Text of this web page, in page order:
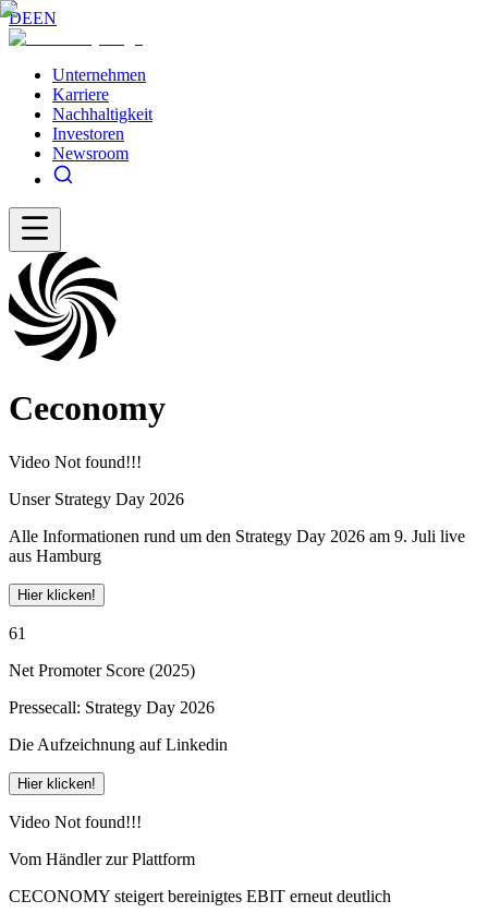
DEEN
Unternehmen
Karriere
Nachhaltigkeit
Investoren
Newsroom
Ceconomy
Video Not found!!!
Unser Strategy Day 2026
Alle Informationen rund um den Strategy Day 2026 am 9. Juli live
aus Hamburg
Hier klicken!
61
Net Promoter Score (2025)
Pressecall: Strategy Day 2026
Die Aufzeichnung auf Linkedin
Hier klicken!
Video Not found!!!
Vom Händler zur Plattform
CECONOMY steigert bereinigtes EBIT erneut deutlich